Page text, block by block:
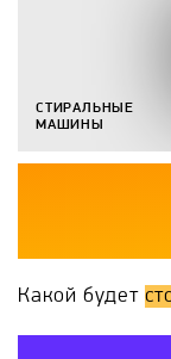
СТИРАЛЬНЫЕ
МАШИНЫ
Какой будет